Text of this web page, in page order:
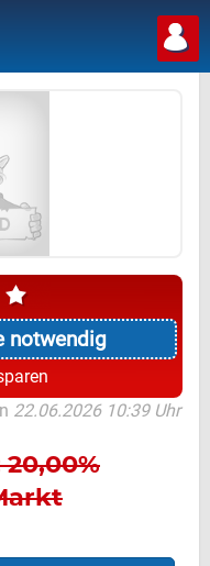
notwendig
22.06.2026 10:39 Uhr